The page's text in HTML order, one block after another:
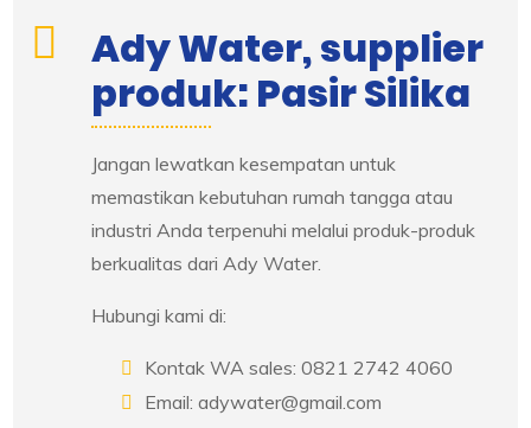
Ady Water, supplier
produk: Pasir Silika
Jangan lewatkan kesempatan untuk
memastikan kebutuhan rumah tangga atau
industri Anda terpenuhi melalui produk-produk
berkualitas dari Ady Water.
Hubungi kami di:
Kontak WA sales: 0821 2742 4060
Email: adywater@gmail.com